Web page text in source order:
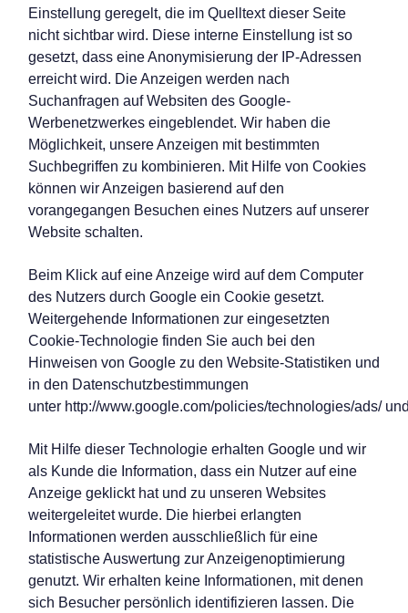
Einstellung geregelt, die im Quelltext dieser Seite
nicht sichtbar wird. Diese interne Einstellung ist so
gesetzt, dass eine Anonymisierung der IP-Adressen
erreicht wird. Die Anzeigen werden nach
Suchanfragen auf Websiten des Google-
Werbenetzwerkes eingeblendet. Wir haben die
Möglichkeit, unsere Anzeigen mit bestimmten
Suchbegriffen zu kombinieren. Mit Hilfe von Cookies
können wir Anzeigen basierend auf den
vorangegangen Besuchen eines Nutzers auf unserer
Website schalten.
Beim Klick auf eine Anzeige wird auf dem Computer
des Nutzers durch Google ein Cookie gesetzt.
Weitergehende Informationen zur eingesetzten
Cookie-Technologie finden Sie auch bei den
Hinweisen von Google zu den Website-Statistiken und
in den Datenschutzbestimmungen
unter http://www.google.com/policies/technologies/ads/
Mit Hilfe dieser Technologie erhalten Google und wir
als Kunde die Information, dass ein Nutzer auf eine
Anzeige geklickt hat und zu unseren Websites
weitergeleitet wurde. Die hierbei erlangten
Informationen werden ausschließlich für eine
statistische Auswertung zur Anzeigenoptimierung
genutzt. Wir erhalten keine Informationen, mit denen
sich Besucher persönlich identifizieren lassen. Die